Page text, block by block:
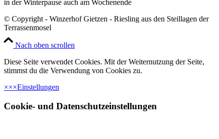
in der Winterpause auch am Wochenende
© Copyright - Winzerhof Gietzen - Riesling aus den Steillagen der
Terrassenmosel
Nach oben scrollen
Diese Seite verwendet Cookies. Mit der Weiternutzung der Seite,
stimmst du die Verwendung von Cookies zu.
×××Einstellungen
Cookie- und Datenschutzeinstellungen